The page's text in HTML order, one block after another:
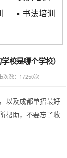
▪ 书法培训
校是哪个学校）
数：17250次
以及成都单招最好
帮助，不要忘了收